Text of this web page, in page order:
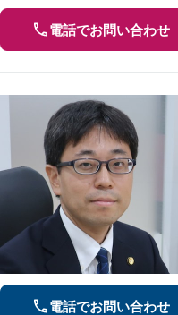
電話でお問い合わせ
電話でお問い合わせ